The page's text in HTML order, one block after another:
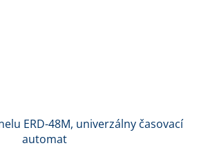
ERD-48M, univerzálny časovací
automat